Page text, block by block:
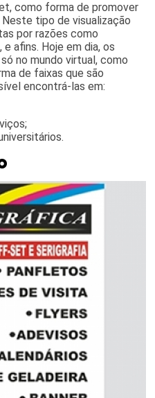
como forma de promover
tipo de visualização
por razões como
afins. Hoje em dia, os
no mundo virtual, como
de faixas que são
encontrá-las em: